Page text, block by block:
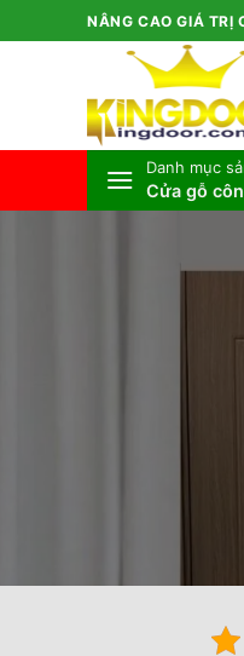
qua
NÂNG CAO GIÁ TRỊ
Danh mục
Cửa gỗ